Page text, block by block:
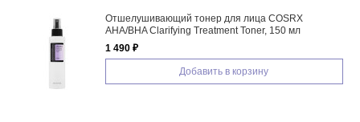
Отшелушивающий тонер для лица COSRX
AHA/BHA Clarifying Treatment Toner, 150 мл
1 490 ₽
Добавить в корзину